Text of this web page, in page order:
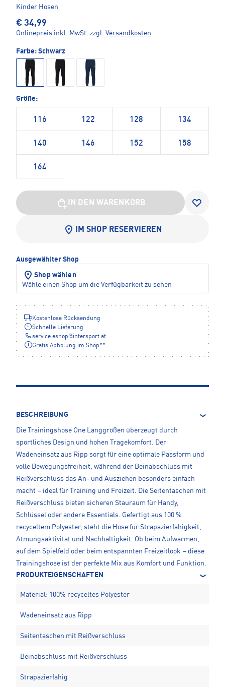
Kinder Hosen
€ 34,99
Onlinepreis inkl. MwSt. zzgl. Versandkosten
Farbe: Schwarz
Größe:
116 122 128 134
140 146 152 158
164
IN DEN WARENKORB
IM SHOP RESERVIEREN
Ausgewählter Shop
Shop wählen
Wähle einen Shop um die Verfügbarkeit zu sehen
Kostenlose Rücksendung
Schnelle Lieferung
service.eshop@intersport.at
Gratis Abholung im Shop**
BESCHREIBUNG
Die Trainingshose One Langgrößen überzeugt durch
sportliches Design und hohen Tragekomfort. Der
Wadeneinsatz aus Ripp sorgt für eine optimale Passform und
volle Bewegungsfreiheit, während der Beinabschluss mit
Reißverschluss das An- und Ausziehen besonders einfach
macht – ideal für Training und Freizeit. Die Seitentaschen mit
Reißverschluss bieten sicheren Stauraum für Handy,
Schlüssel oder andere Essentials. Gefertigt aus 100 %
recyceltem Polyester, steht die Hose für Strapazierfähigkeit,
Atmungsaktivität und Nachhaltigkeit. Ob beim Aufwärmen,
auf dem Spielfeld oder beim entspannten Freizeitlook – diese
Trainingshose ist der perfekte Mix aus Komfort und Funktion.
PRODUKTEIGENSCHAFTEN
Material: 100% recyceltes Polyester
Wadeneinsatz aus Ripp
Seitentaschen mit Reißverschluss
Beinabschluss mit Reißverschluss
Strapazierfähig